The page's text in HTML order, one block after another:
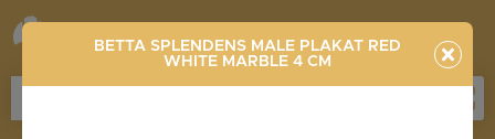
BETTA SPLENDENS MALE PLAKAT RED
WHITE MARBLE 4 CM